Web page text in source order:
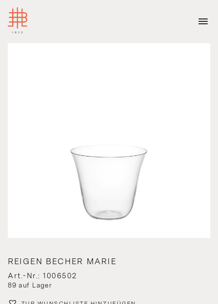
REIGEN BECHER MARIE
Art.-Nr.: 1006502
89 auf Lager